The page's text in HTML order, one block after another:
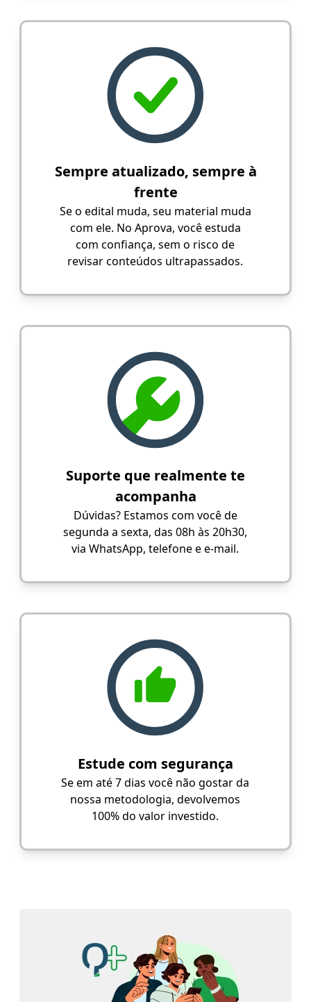
Sempre atualizado, sempre à
frente
Se o edital muda, seu material muda
com ele. No Aprova, você estuda
com confiança, sem o risco de
revisar conteúdos ultrapassados.
Suporte que realmente te
acompanha
Dúvidas? Estamos com você de
segunda a sexta, das 08h às 20h30,
via WhatsApp, telefone e e-mail.
Estude com segurança
Se em até 7 dias você não gostar da
nossa metodologia, devolvemos
100% do valor investido.